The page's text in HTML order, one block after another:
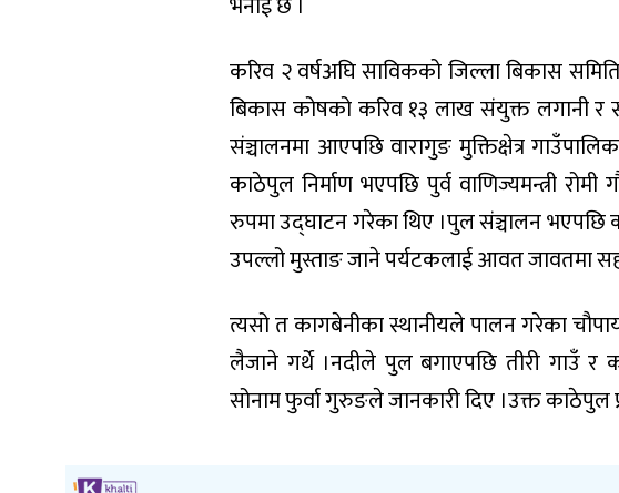
करिव २ वर्षअघि साविकको जिल्ला बिकास
बिकास कोषको करिव १३ लाख संयुक्त लगानी र
संञ्चालनमा आएपछि वारागुङ मुक्तिक्षेत्र
काठेपुल निर्माण भएपछि पुर्व वाणिज्यमन्त्री
रुपमा उद्घाटन गरेका थिए ।पुल संञ्चालन भएपछि
उपल्लो मुस्ताङ जाने पर्यटकलाई आवत जावतमा
त्यसो त कागबेनीका स्थानीयले पालन गरेका
लैजाने गर्थे ।नदीले पुल बगाएपछि तीरी गाउँ र
सोनाम फुर्वा गुरुङले जानकारी दिए ।उक्त काठेपुल